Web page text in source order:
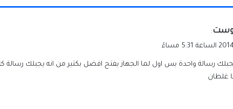
:
يجبلك رسالة واحدة بس اول لما الجهاز يفتح افضل بكتير من انه يجبلك
غلطان